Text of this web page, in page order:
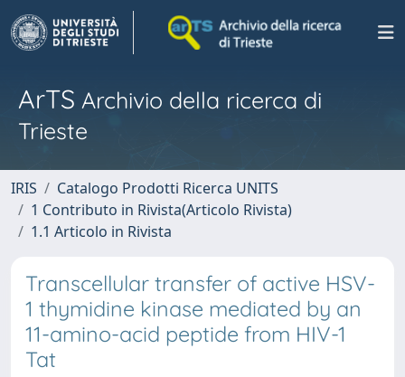
ArTS Archivio della ricerca di
Trieste
IRIS
Catalogo Prodotti Ricerca UNITS
1 Contributo in Rivista(Articolo Rivista)
1.1 Articolo in Rivista
Transcellular transfer of active HSV-
1 thymidine kinase mediated by an
11-amino-acid peptide from HIV-1
Tat